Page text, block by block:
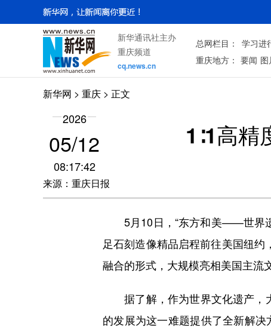
新华通讯社主办
重庆频道
cq.news.cn
总网栏目： 学习进
重庆地方： 要闻 图
新华网 > 重庆 > 正文
2026
05/12
08:17:42
来源：重庆日报
1∶1高
5月10日，“东方和美——世界遗
足石刻造像精品启程前往美国纽
融合的形式，大规模亮相美国主流
据了解，作为世界文化遗产，
的发展为这一难题提供了全新解